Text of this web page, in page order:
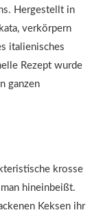
Hergestellt in
verkörpern
italienisches
Rezept wurde
ganzen
krosse
hineinbeißt.
Keksen ihr